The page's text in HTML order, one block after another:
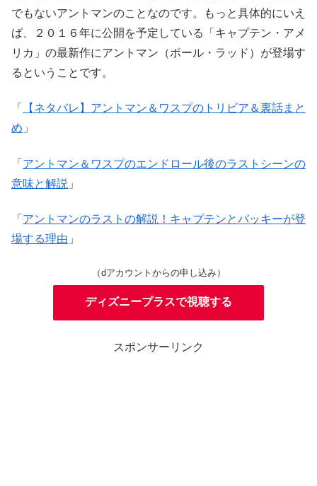
でもないアントマンのことなのです。もっと具体的にいえ
ば、２０１６年に公開を予定している「キャプテン・アメ
リカ」の最新作にアントマン（ポール・ラッド）が登場す
るということです。
「
【ネタバレ】アントマン＆ワスプのトリビア＆裏話まと
め 」
「 アントマン＆ワスプのエンドロール後のラストシーンの
意味と解説 」
「 アントマンのラストの解説！キャプテンとバッキーが登
場する理由 」
（dアカウントからの申し込み）
ディズニープラスで視聴する
スポンサーリンク